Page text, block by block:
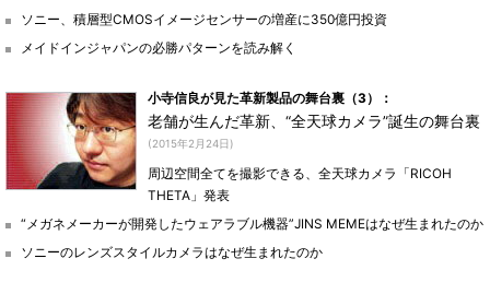
ソニー、積層型CMOSイメージセンサーの増産に350億円投資
メイドインジャパンの必勝パターンを読み解く
小寺信良が見た革新製品の舞台裏（3）：
老舗が生んだ革新、“全天球カメラ”誕生の舞台裏
(2015年2月24日)
周辺空間全てを撮影できる、全天球カメラ「RICOH
THETA」発表
“メガネメーカーが開発したウェアラブル機器”JINS MEMEはなぜ生まれたのか
ソニーのレンズスタイルカメラはなぜ生まれたのか